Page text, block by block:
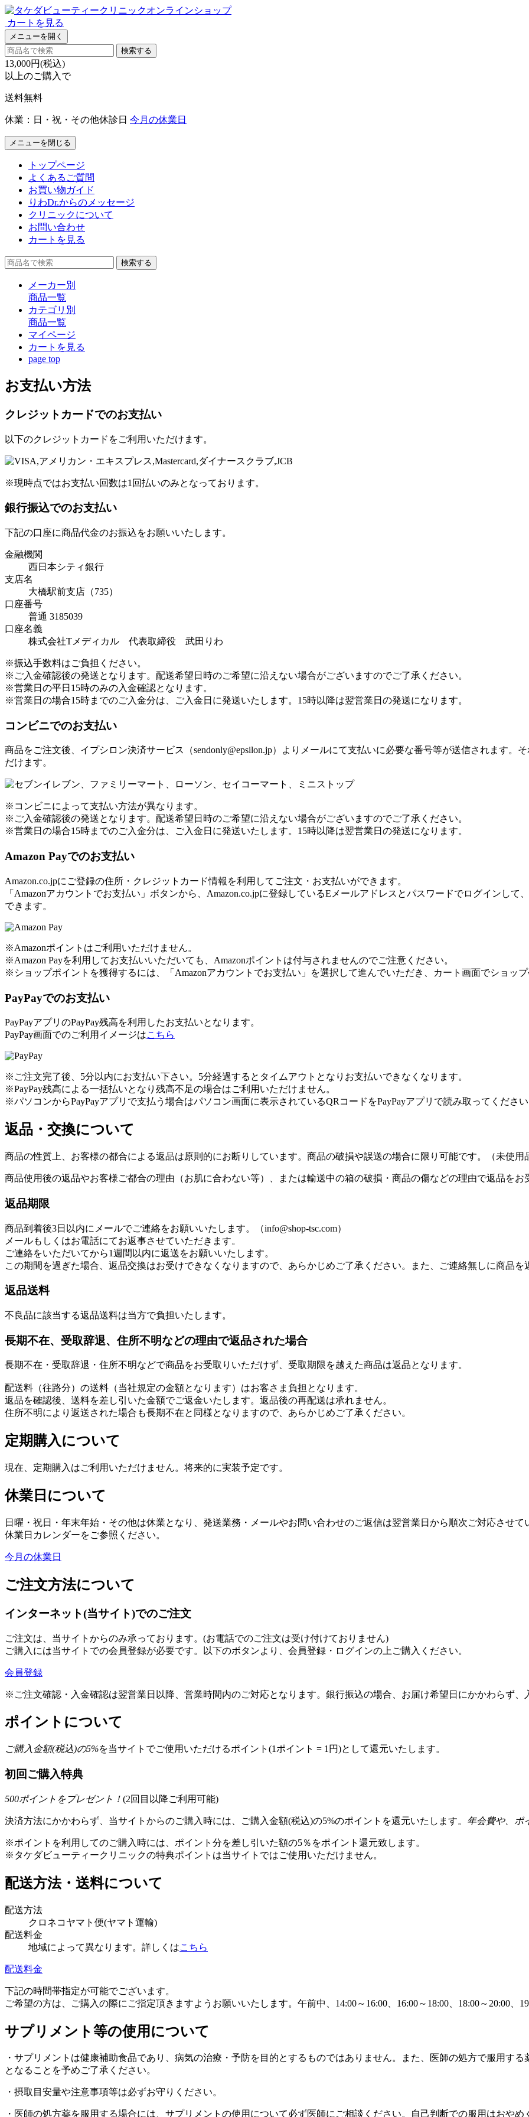
カートを見る
メニューを開く
検索する
13,000円(税込)
以上のご購入で
送料無料
休業：日・祝・その他休診日 今月の休業日
メニューを閉じる
トップページ
よくあるご質問
お買い物ガイド
りわDr.からのメッセージ
クリニックについて
お問い合わせ
カートを見る
検索する
メーカー別
商品一覧
カテゴリ別
商品一覧
マイページ
カート を見る
page top
お支払い方法
クレジットカードでのお支払い
以下のクレジットカードをご利用いただけます。
※現時点ではお支払い回数は1回払いのみとなっております。
銀行振込でのお支払い
下記の口座に商品代金のお振込をお願いいたします。
金融機関
西日本シティ銀行
支店名
大橋駅前支店（735）
口座番号
普通 3185039
口座名義
株式会社Tメディカル 代表取締役 武田りわ
※振込手数料はご負担ください。
※ご入金確認後の発送となります。配送希望日時のご希望に沿えない場合がございますのでご了承ください。
※営業日の平日15時のみの入金確認となります。
※営業日の場合15時までのご入金分は、ご入金日に発送いたします。15時以降は翌営業日の発送になります。
コンビニでのお支払い
商品をご注文後、イプシロン決済サービス（sendonly@epsilon.jp）よりメールにて支払いに必要な番号等が送信されます。
だけます。
※コンビニによって支払い方法が異なります。
※ご入金確認後の発送となります。配送希望日時のご希望に沿えない場合がございますのでご了承ください。
※営業日の場合15時までのご入金分は、ご入金日に発送いたします。15時以降は翌営業日の発送になります。
Amazon Payでのお支払い
Amazon.co.jpにご登録の住所・クレジットカード情報を利用してご注文・お支払いができます。
「Amazonアカウントでお支払い」ボタンから、Amazon.co.jpに登録しているEメールアドレスとパスワードでログインし
できます。
※Amazonポイントはご利用いただけません。
※Amazon Payを利用してお支払いいただいても、Amazonポイントは付与されませんのでご注意ください。
※ショップポイントを獲得するには、「Amazonアカウントでお支払い」を選択して進んでいただき、カート画面でショッ
PayPayでのお支払い
PayPayアプリのPayPay残高を利用したお支払いとなります。
PayPay画面でのご利用イメージはこちら
※ご注文完了後、5分以内にお支払い下さい。5分経過するとタイムアウトとなりお支払いできなくなります。
※PayPay残高による一括払いとなり残高不足の場合はご利用いただけません。
※パソコンからPayPayアプリで支払う場合はパソコン画面に表示されているQRコードをPayPayアプリで読み取ってください
返品・交換について
商品の性質上、お客様の都合による返品は原則的にお断りしています。商品の破損や誤送の場合に限り可能です。（未使用
商品使用後の返品やお客様ご都合の理由（お肌に合わない等）、または輸送中の箱の破損・商品の傷などの理由で返品をお
返品期限
商品到着後3日以内にメールでご連絡をお願いいたします。（info@shop-tsc.com）
メールもしくはお電話にてお返事させていただきます。
ご連絡をいただいてから1週間以内に返送をお願いいたします。
この期間を過ぎた場合、返品交換はお受けできなくなりますので、あらかじめご了承ください。また、ご連絡無しに商品を
返品送料
不良品に該当する返品送料は当方で負担いたします。
長期不在、受取辞退、住所不明などの理由で返品された場合
長期不在・受取辞退・住所不明などで商品をお受取りいただけず、受取期限を越えた商品は返品となります。
配送料（往路分）の送料（当社規定の金額となります）はお客さま負担となります。
返品を確認後、送料を差し引いた金額でご返金いたします。返品後の再配送は承れません。
住所不明により返送された場合も長期不在と同様となりますので、あらかじめご了承ください。
定期購入について
現在、定期購入はご利用いただけません。将来的に実装予定です。
休業日について
日曜・祝日・年末年始・その他は休業となり、発送業務・メールやお問い合わせのご返信は翌営業日から順次ご対応させて
休業日カレンダーをご参照ください。
今月の休業日
ご注文方法について
インターネット(当サイト)でのご注文
ご注文は、当サイトからのみ承っております。(お電話でのご注文は受け付けておりません)
ご購入には当サイトでの会員登録が必要です。以下のボタンより、会員登録・ログインの上ご購入ください。
会員登録
※ご注文確認・入金確認は翌営業日以降、営業時間内のご対応となります。銀行振込の場合、お届け希望日にかかわらず、
ポイントについて
ご購入金額(税込)の5%を当サイトでご使用いただけるポイント(1ポイント = 1円)として還元いたします。
初回ご購入特典
500ポイントをプレゼント！ (2回目以降ご利用可能)
決済方法にかかわらず、当サイトからのご購入時には、ご購入金額(税込)の5%のポイントを還元いたします。 年会費や、ポ
※ポイントを利用してのご購入時には、ポイント分を差し引いた額の5％をポイント還元致します。
※タケダビューティークリニックの特典ポイントは当サイトではご使用いただけません。
配送方法・送料について
配送方法
クロネコヤマト便(ヤマト運輸)
配送料金
地域によって異なります。詳しくはこちら
配送料金
下記の時間帯指定が可能でございます。
ご希望の方は、ご購入の際にご指定頂きますようお願いいたします。午前中、14:00～16:00、16:00～18:00、18:00～20:00、
サプリメント等の使用について
・サプリメントは健康補助食品であり、病気の治療・予防を目的とするものではありません。また、医師の処方で服用す
となることを予めご了承ください。
・摂取目安量や注意事項等は必ずお守りください。
・医師の処方薬を服用する場合には、サプリメントの使用について必ず医師にご相談ください。自己判断での服用はおやめ